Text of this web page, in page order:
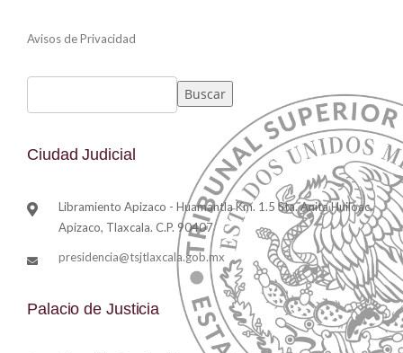
Avisos de Privacidad
Buscar
Ciudad Judicial
Libramiento Apizaco - Huamantla Km. 1.5 Sta. Anita Huiloac,
Apizaco, Tlaxcala. C.P. 90407
presidencia@tsjtlaxcala.gob.mx
Palacio de Justicia